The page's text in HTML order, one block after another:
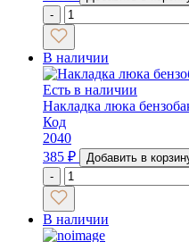
-
В наличии
Есть в наличии
Накладка люка
Код
2040
385 ₽
Добавить в
-
В наличии